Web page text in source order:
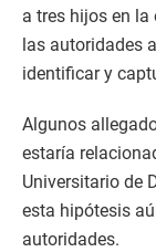
a tres hijos en
las autoridades
identificar y
Algunos
estaría
Universitario de
esta hipótesis
autoridades.